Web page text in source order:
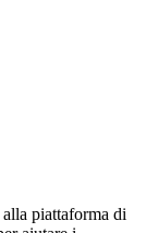
piattaforma di